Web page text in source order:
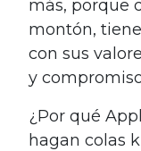
más, porque
montón,
con sus
y
¿Por qué
hagan colas